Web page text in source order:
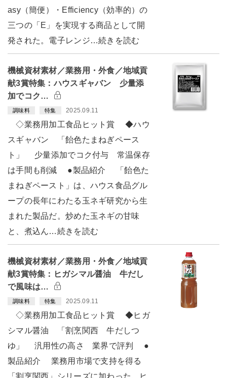
asy（簡便）・Efficiency（効率的）の
三つの「E」を実現する商品として開
発された。電子レンジ…続きを読む
機械資材素材／業務用・外食／地域貢
献3賞特集：ハウスギャバン 少量添
加でコク…
調味料 特集 2025.09.11
◇業務用加工食品ヒット賞 ◆ハウ
スギャバン 「飴色たまねぎペース
ト」 少量添加でコク付与 常温保存
は手間も削減 ●製品紹介 「飴色た
まねぎペースト」は、ハウス食品グル
ープの長年にわたる玉ネギ研究から生
まれた製品だ。炒めた玉ネギの甘味
と、煮込ん…続きを読む
機械資材素材／業務用・外食／地域貢
献3賞特集：ヒガシマル醤油 牛だし
で風味は…
調味料 特集 2025.09.11
◇業務用加工食品ヒット賞 ◆ヒガ
シマル醤油 「割烹関西 牛だしつ
ゆ」 汎用性の高さ 業界で評判 ●
製品紹介 業務用市場で支持を得る